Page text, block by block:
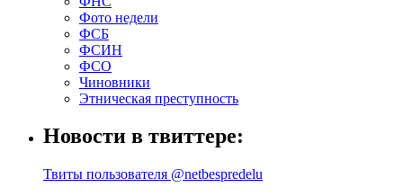
Фото недели
ФСБ
ФСИН
ФСО
Чиновники
Этническая преступность
Новости в твиттере:
Твиты пользователя @netbespredelu